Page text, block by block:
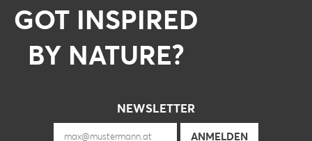
GOT INSPIRED
BY NATURE?
NEWSLETTER